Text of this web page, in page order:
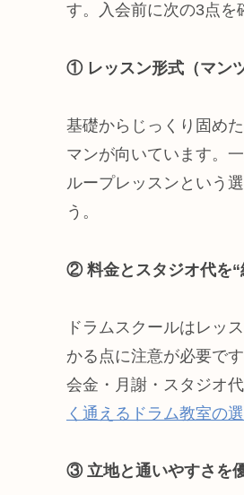
す。入会前に次の3点を
① レッスン形式（マン
基礎からじっくり固め
マンが向いています。
ループレッスンという
う。
② 料金とスタジオ代を“
ドラムスクールはレッ
かる点に注意が必要で
会金・月謝・スタジオ
く通えるドラム教室の
③ 立地と通いやすさを